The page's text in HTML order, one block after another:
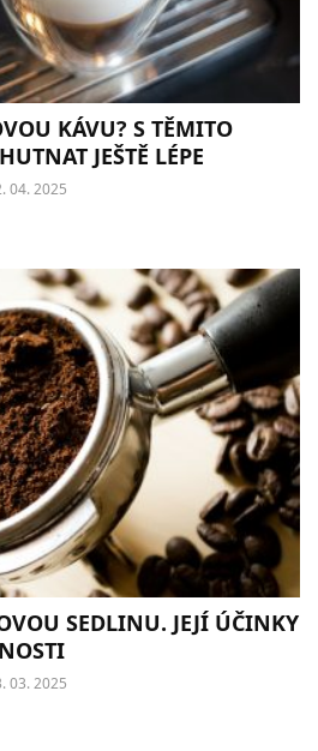
KÁVU? S TĚMITO
JEŠTĚ LÉPE
04. 2025
SEDLINU. JEJÍ ÚČINKY
03. 2025